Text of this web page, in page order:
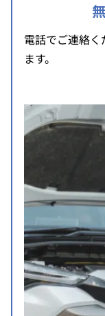
電話でご連絡
ます。